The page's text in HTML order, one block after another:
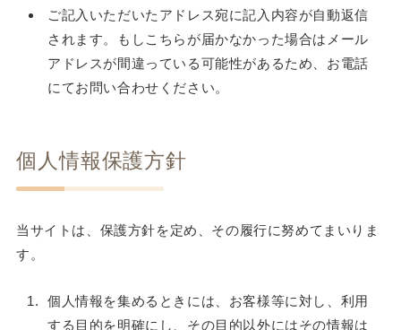
ご記入いただいたアドレス宛に記入内容が自動返信
されます。もしこちらが届かなかった場合はメール
アドレスが間違っている可能性があるため、お電話
にてお問い合わせください。
個人情報保護方針
当サイトは、保護方針を定め、その履行に努めてまいりま
す。
個人情報を集めるときには、お客様等に対し、利用
する目的を明確にし、その目的以外にはその情報は